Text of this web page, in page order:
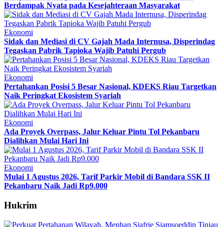
Berdampak Nyata pada Kesejahteraan Masyarakat
Ekonomi
Sidak dan Mediasi di CV Gajah Mada Internusa, Disperindag
Tegaskan Pabrik Tapioka Wajib Patuhi Pergub
Ekonomi
Pertahankan Posisi 5 Besar Nasional, KDEKS Riau Targetkan
Naik Peringkat Ekosistem Syariah
Ekonomi
Ada Proyek Overpass, Jalur Keluar Pintu Tol Pekanbaru
Dialihkan Mulai Hari Ini
Ekonomi
Mulai 1 Agustus 2026, Tarif Parkir Mobil di Bandara SSK II
Pekanbaru Naik Jadi Rp9.000
Hukrim